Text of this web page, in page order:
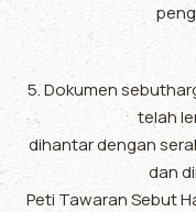
5. Dokumen
telah
dihantar dengan
dan
Peti Tawaran Sebut